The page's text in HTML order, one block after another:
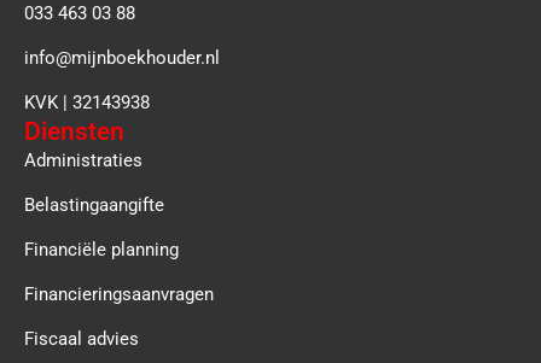
033 463 03 88
info@mijnboekhouder.nl
KVK | 32143938
Diensten
Administraties
Belastingaangifte
Financiële planning
Financieringsaanvragen
Fiscaal advies